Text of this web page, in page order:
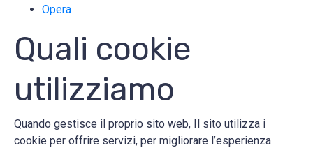
Opera
Quali cookie
utilizziamo
Quando gestisce il proprio sito web, Il sito utilizza i
cookie per offrire servizi, per migliorare l’esperienza